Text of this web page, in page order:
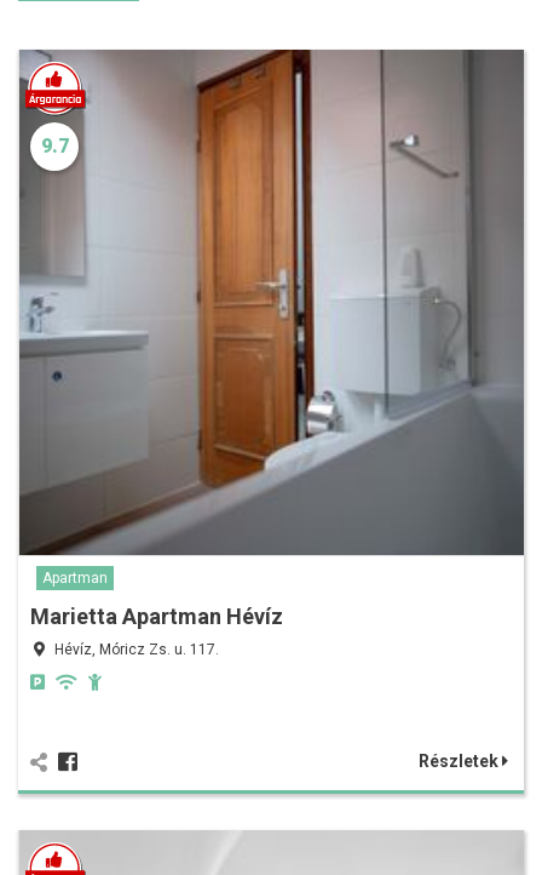
9.7
Apartman
Marietta Apartman Hévíz
Hévíz, Móricz Zs. u. 117.
Részletek